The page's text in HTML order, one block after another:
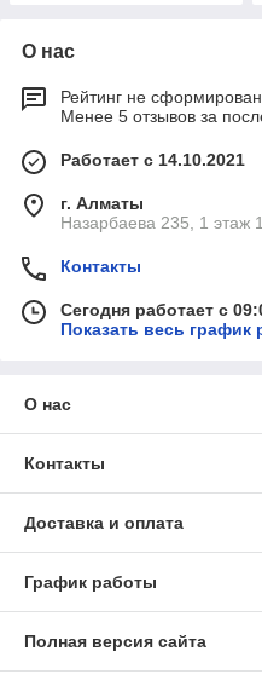
О нас
Рейтинг не сформирован
Менее 5 отзывов за
Работает с 14.10.2021
г. Алматы
Назарбаева 235, 1 этаж
Контакты
Сегодня работает с
Показать весь график
О нас
Контакты
Доставка и оплата
График работы
Полная версия сайта